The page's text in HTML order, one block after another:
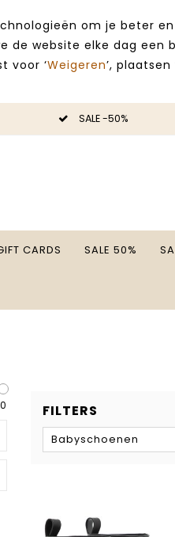
om je beter
de website elke dag een
voor ‘Weigeren’,
SALE -50%
CARDS SALE 50%
FILTERS
Babyschoenen